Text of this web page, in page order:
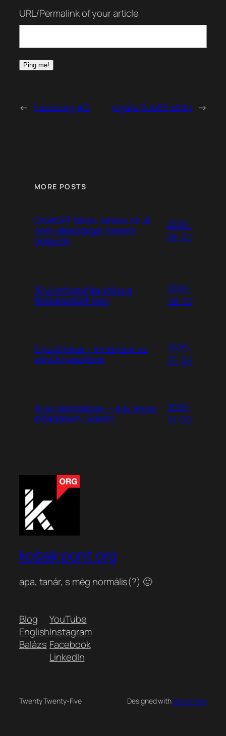
URL/Permalink of your article
← házasság #2 legális SubEthaEdit →
MORE POSTS
ChatGPT Work: amikor az AI
nem válaszolgat, hanem
dolgozik
2026-
08-02
10 új infografika stílus a
NotebookLM-ben
2026-
08-01
Újra AI hírek – mi történt az
elmúlt napokban
2026-
07-29
AI az oktatásban — egy teljes
előadásom, videón
2026-
07-29
kobak pont org
apa, tanár, s még normális(?) 🙂
Blog
English
Balázs
YouTube
Instagram
Facebook
LinkedIn
Twenty Twenty-Five Designed withWordPress